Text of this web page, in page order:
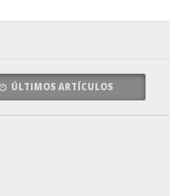
ÚLTIMOS ARTÍCULOS